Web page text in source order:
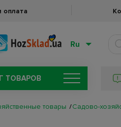
оплата
Ru
ТОВАРОВ
товары Садово-